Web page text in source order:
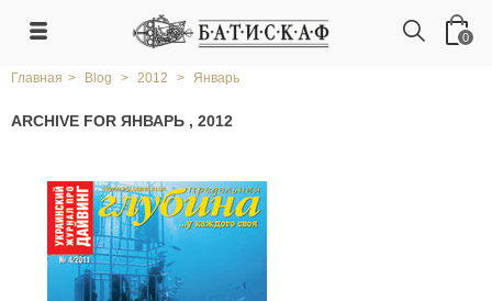
0
Главная > Blog > 2012 > Январь
ARCHIVE FOR ЯНВАРЬ , 2012